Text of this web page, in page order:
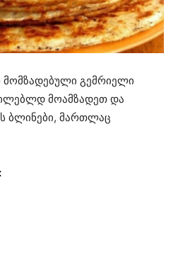
მომზადებული გემრიელი
მოამზადეთ და
ბლინები, მართლაც